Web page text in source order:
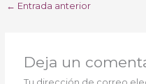
← Entrada anterior
Deja un